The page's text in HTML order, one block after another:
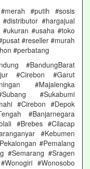
#putih #sosis
#hargajual
#usaha #toko
#reseller #murah
#perbatang
#BandungBarat
#Cirebon #Garut
#Majalengka
#Sukabumi
#Cirebon #Depok
#Banjarnegara
#Brebes #Cilacap
#Kebumen
#Pemalang
#Semarang #Sragen
#Wonosobo